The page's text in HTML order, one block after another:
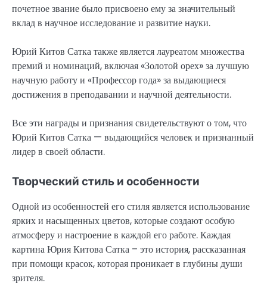
почетное звание было присвоено ему за значительный
вклад в научное исследование и развитие науки.
Юрий Китов Сатка также является лауреатом множества
премий и номинаций, включая «Золотой орех» за лучшую
научную работу и «Профессор года» за выдающиеся
достижения в преподавании и научной деятельности.
Все эти награды и признания свидетельствуют о том, что
Юрий Китов Сатка — выдающийся человек и признанный
лидер в своей области.
Творческий стиль и особенности
Одной из особенностей его стиля является использование
ярких и насыщенных цветов, которые создают особую
атмосферу и настроение в каждой его работе. Каждая
картина Юрия Китова Сатка – это история, рассказанная
при помощи красок, которая проникает в глубины души
зрителя.